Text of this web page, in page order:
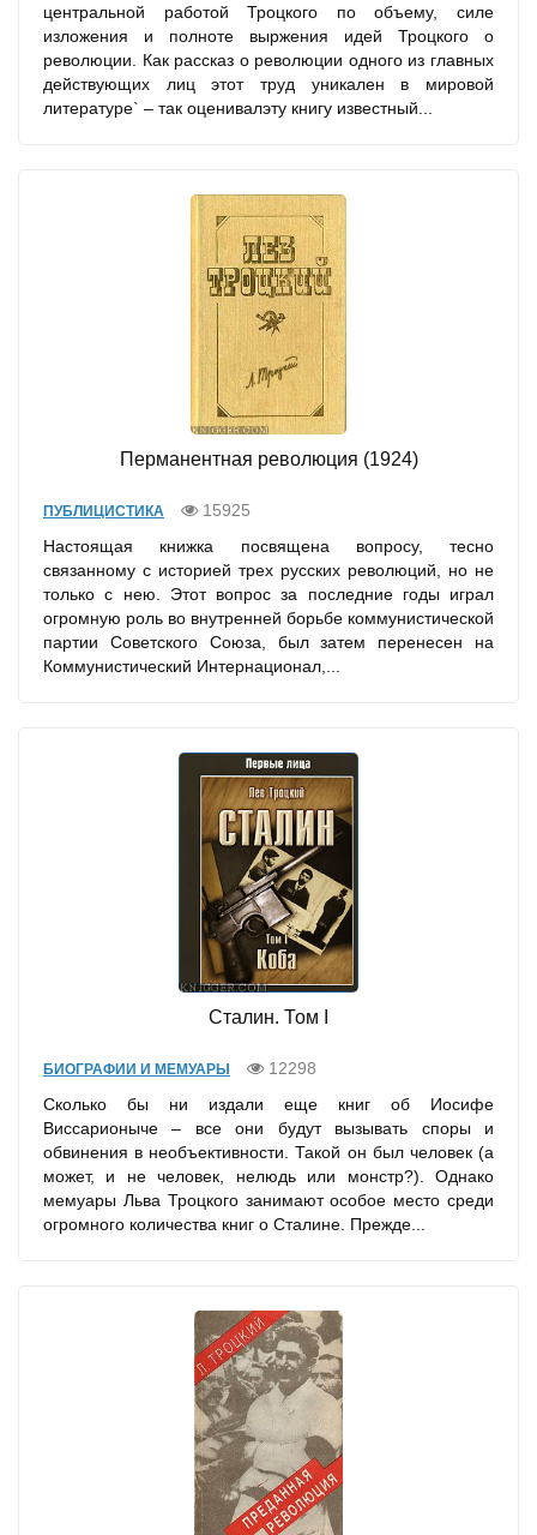
центральной работой Троцкого по объему, силе
изложения и полноте выржения идей Троцкого о
революции. Как рассказ о революции одного из главных
действующих лиц этот труд уникален в мировой
литературе` – так оценивалэту книгу известный...
Перманентная революция (1924)
ПУБЛИЦИСТИКА
15925
Настоящая книжка посвящена вопросу, тесно
связанному с историей трех русских революций, но не
только с нею. Этот вопрос за последние годы играл
огромную роль во внутренней борьбе коммунистической
партии Советского Союза, был затем перенесен на
Коммунистический Интернационал,...
Сталин. Том I
БИОГРАФИИ И МЕМУАРЫ
12298
Сколько бы ни издали еще книг об Иосифе
Виссарионыче – все они будут вызывать споры и
обвинения в необъективности. Такой он был человек (a
может, и не человек, нелюдь или монстр?). Однако
мемуары Льва Троцкого занимают особое место среди
огромного количества книг о Сталине. Прежде...